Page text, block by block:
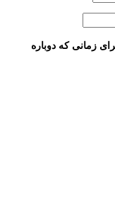
زمانی که دوباره